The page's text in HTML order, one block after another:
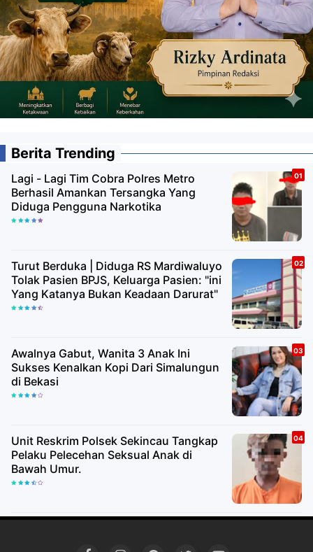
Berita Trending
Lagi - Lagi Tim Cobra Polres Metro
Berhasil Amankan Tersangka Yang
Diduga Pengguna Narkotika
Turut Berduka | Diduga RS Mardiwaluyo
Tolak Pasien BPJS, Keluarga Pasien: "ini
Yang Katanya Bukan Keadaan Darurat"
Awalnya Gabut, Wanita 3 Anak Ini
Sukses Kenalkan Kopi Dari Simalungun
di Bekasi
Unit Reskrim Polsek Sekincau Tangkap
Pelaku Pelecehan Seksual Anak di
Bawah Umur.